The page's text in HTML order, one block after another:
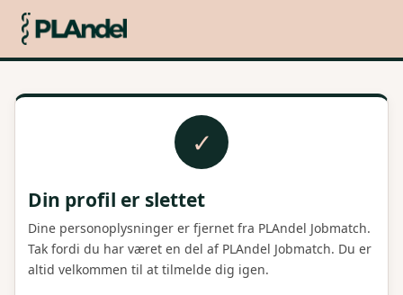
✓
Din profil er slettet
Dine personoplysninger er fjernet fra PLAndel Jobmatch.
Tak fordi du har været en del af PLAndel Jobmatch. Du er
altid velkommen til at tilmelde dig igen.